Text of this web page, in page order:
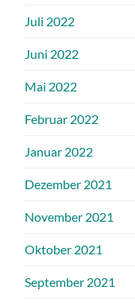
Juli 2022
Juni 2022
Mai 2022
Februar 2022
Januar 2022
Dezember 2021
November 2021
Oktober 2021
September 2021